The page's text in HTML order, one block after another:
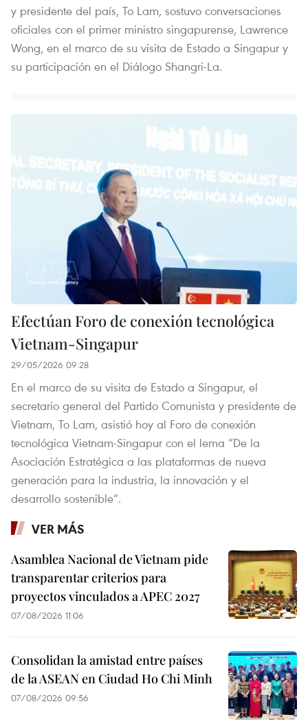
y presidente del país, To Lam, sostuvo conversaciones
oficiales con el primer ministro singapurense, Lawrence
Wong, en el marco de su visita de Estado a Singapur y
su participación en el Diálogo Shangri-La.
Efectúan Foro de conexión tecnológica
Vietnam-Singapur
29/05/2026 09:28
En el marco de su visita de Estado a Singapur, el
secretario general del Partido Comunista y presidente de
Vietnam, To Lam, asistió hoy al Foro de conexión
tecnológica Vietnam-Singapur con el lema “De la
Asociación Estratégica a las plataformas de nueva
generación para la industria, la innovación y el
desarrollo sostenible”.
VER MÁS
Asamblea Nacional de Vietnam pide
transparentar criterios para
proyectos vinculados a APEC 2027
07/08/2026 11:06
Consolidan la amistad entre países
de la ASEAN en Ciudad Ho Chi Minh
07/08/2026 09:56